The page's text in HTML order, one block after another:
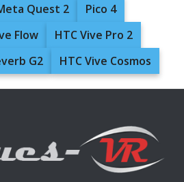
Quest 2
Pico 4
Flow
HTC Vive Pro 2
G2 HTC Vive Cosmos